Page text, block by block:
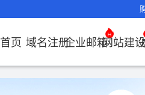
首页 域名注册企业邮箱网站建